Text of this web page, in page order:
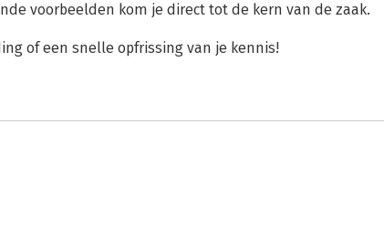
voorbeelden kom je direct tot de kern van de zaak.
of een snelle opfrissing van je kennis!